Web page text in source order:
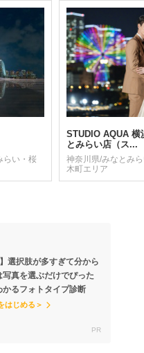
らい・桜
STUDIO AQUA 横
とみらい店（ス...
神奈川県/みなとみ
木町エリア
選択肢が多すぎて分から
真を選ぶだけでぴった
かるフォトタイプ診断
はじめる＞